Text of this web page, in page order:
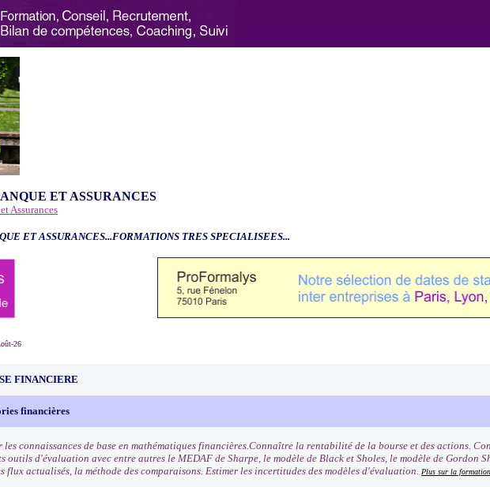
ET ASSURANCES
Assurances
ET ASSURANCES...FORMATIONS TRES SPECIALISEES...
26
FINANCIERE
financières
les connaissances de base en mathématiques financières.Connaître la rentabilité de la bourse et des actions.
outils d'évaluation avec entre autres le MEDAF de Sharpe, le modèle de Black et Sholes, le modèle de Gordon
flux actualisés, la méthode des comparaisons. Estimer les incertitudes des modèles d'évaluation. Plus sur la formation